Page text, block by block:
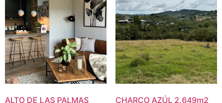
ALTO DE LAS PALMAS
CHARCO AZÚL 2.649m2